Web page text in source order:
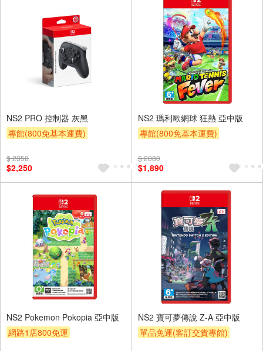
NS2 PRO 控制器 灰黑
專館(800免基本運費)
$ 2350
$2,250
NS2 瑪利歐網球 狂熱 亞中版
專館(800免基本運費)
$ 2080
$1,890
NS2 Pokemon Pokopia 亞中版
網路1店800免運
NS2 寶可夢傳說 Z-A 亞中版
單品免運(客訂交貨專館)